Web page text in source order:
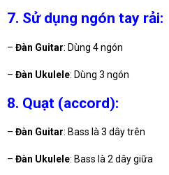
7. Sử dụng ngón tay rải:
– Đàn Guitar: Dùng 4 ngón
– Đàn Ukulele: Dùng 3 ngón
8. Quạt (accord):
– Đàn Guitar: Bass là 3 dây trên
– Đàn Ukulele: Bass là 2 dây giữa